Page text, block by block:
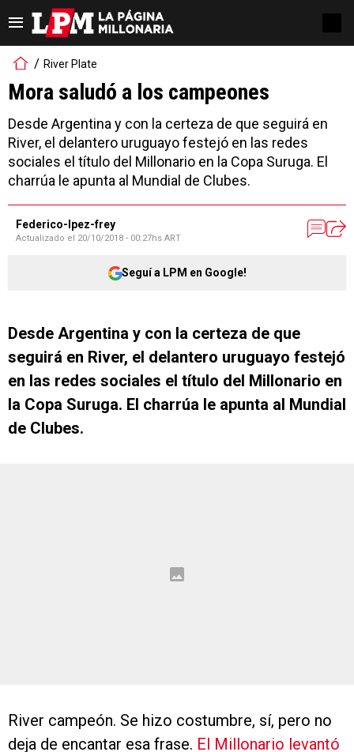
River Plate
Mora saludó a los campeones
Desde Argentina y con la certeza de que seguirá en
River, el delantero uruguayo festejó en las redes
sociales el título del Millonario en la Copa Suruga. El
charrúa le apunta al Mundial de Clubes.
Federico-lpez-frey
Actualizado el 20/10/2018 - 00:27hs ART
Seguí a LPM en Google!
Desde Argentina y con la certeza de que
seguirá en River, el delantero uruguayo festejó
en las redes sociales el título del Millonario en
la Copa Suruga. El charrúa le apunta al Mundial
de Clubes.
River campeón. Se hizo costumbre, sí, pero no
deja de encantar esa frase. El Millonario levantó